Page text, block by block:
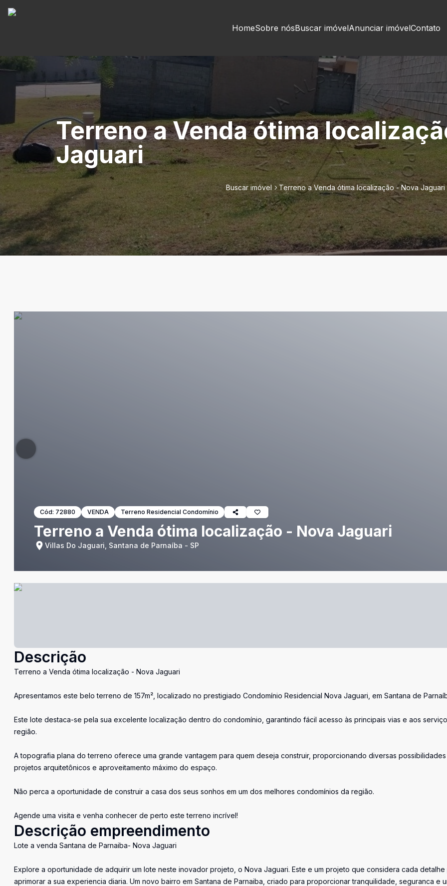
HomeSobre nósBuscar imóvelAnunciar imóvelContato
Terreno a Venda ótima
Jaguari
Buscar imóvel Terreno a Venda ótima localização - Nova Jaguari
Cód: 72880 VENDA Terreno Residencial Condomínio
Terreno a Venda ótima localização - Nova Jaguari
Villas Do Jaguari, Santana de Parnaíba - SP
Descrição
Terreno a Venda ótima localização - Nova Jaguari
Apresentamos este belo terreno de 157m², localizado no prestigiado Condomínio Residencial Nova Jaguari, em Santana de
Este lote destaca-se pela sua excelente localização dentro do condomínio, garantindo fácil acesso às principais vias e aos
região.
A topografia plana do terreno oferece uma grande vantagem para quem deseja construir, proporcionando diversas
projetos arquitetônicos e aproveitamento máximo do espaço.
Não perca a oportunidade de construir a casa dos seus sonhos em um dos melhores condomínios da região.
Agende uma visita e venha conhecer de perto este terreno incrível!
Descrição empreendimento
Lote a venda Santana de Parnaiba- Nova Jaguari
Explore a oportunidade de adquirir um lote neste inovador projeto, o Nova Jaguari. Este e um projeto que considera cada detalhe
aprimorar a sua experiencia diaria. Um novo bairro em Santana de Parnaiba, criado para proporcionar tranquilidade, seguranca e